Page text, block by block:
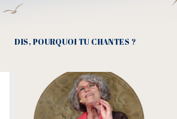
DIS, POURQUOI TU CHANTES ?